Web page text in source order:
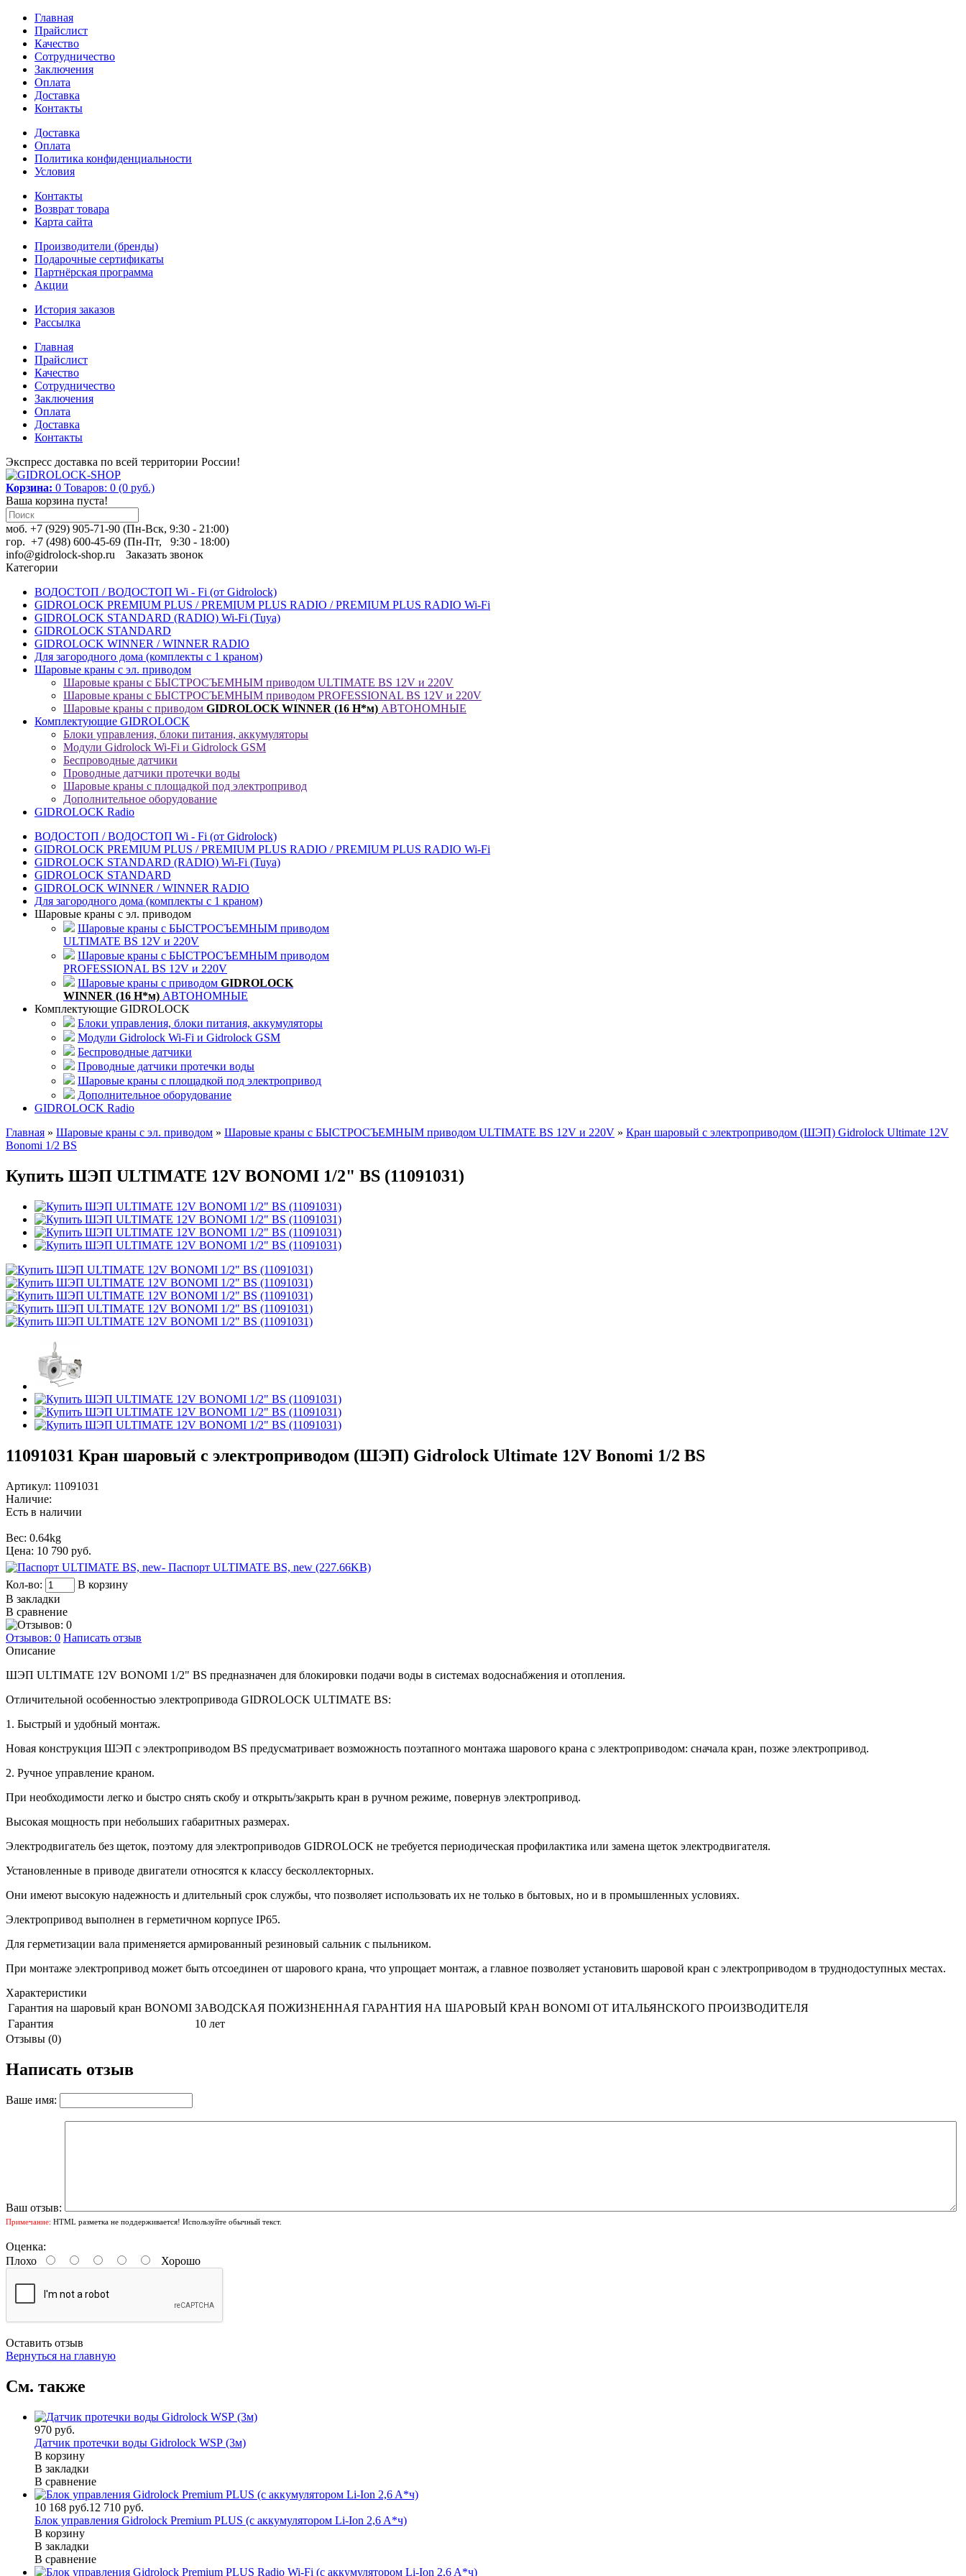
Главная
Прайслист
Качество
Сотрудничество
Заключения
Оплата
Доставка
Контакты
Доставка
Оплата
Политика конфиденциальности
Условия
Контакты
Возврат товара
Карта сайта
Производители (бренды)
Подарочные сертификаты
Партнёрская программа
Акции
История заказов
Рассылка
Главная
Прайслист
Качество
Сотрудничество
Заключения
Оплата
Доставка
Контакты
Экспресс доставка по всей территории России!
Корзина: 0 Товаров: 0 (0 руб.)
Ваша корзина пуста!
моб. +7 (929) 905-71-90 (Пн-Вск, 9:30 - 21:00)
гор. +7 (498) 600-45-69 (Пн-Пт, 9:30 - 18:00)
info@gidrolock-shop.ru
Заказать звонок
Категории
ВОДОСТОП / ВОДОСТОП Wi - Fi (от Gidrolock)
GIDROLOCK PREMIUM PLUS / PREMIUM PLUS RADIO / PREMIUM PLUS RADIO Wi-Fi
GIDROLOCK STANDARD (RADIO) Wi-Fi (Tuya)
GIDROLOCK STANDARD
GIDROLOCK WINNER / WINNER RADIO
Для загородного дома (комплекты с 1 краном)
Шаровые краны с эл. приводом
Шаровые краны с БЫСТРОСЪЕМНЫМ приводом ULTIMATE BS 12V и 220V
Шаровые краны с БЫСТРОСЪЕМНЫМ приводом PROFESSIONAL BS 12V и 220V
Шаровые краны с приводом GIDROLOCK WINNER (16 Н*м) АВТОНОМНЫЕ
Комплектующие GIDROLOCK
Блоки управления, блоки питания, аккумуляторы
Модули Gidrolock Wi-Fi и Gidrolock GSM
Беспроводные датчики
Проводные датчики протечки воды
Шаровые краны с площадкой под электропривод
Дополнительное оборудование
GIDROLOCK Radio
ВОДОСТОП / ВОДОСТОП Wi - Fi (от Gidrolock)
GIDROLOCK PREMIUM PLUS / PREMIUM PLUS RADIO / PREMIUM PLUS RADIO Wi-Fi
GIDROLOCK STANDARD (RADIO) Wi-Fi (Tuya)
GIDROLOCK STANDARD
GIDROLOCK WINNER / WINNER RADIO
Для загородного дома (комплекты с 1 краном)
Шаровые краны с эл. приводом
Шаровые краны с БЫСТРОСЪЕМНЫМ приводом
ULTIMATE BS 12V и 220V
Шаровые краны с БЫСТРОСЪЕМНЫМ приводом
PROFESSIONAL BS 12V и 220V
Шаровые краны с приводом GIDROLOCK
WINNER (16 Н*м) АВТОНОМНЫЕ
Комплектующие GIDROLOCK
Блоки управления, блоки питания, аккумуляторы
Модули Gidrolock Wi-Fi и Gidrolock GSM
Беспроводные датчики
Проводные датчики протечки воды
Шаровые краны с площадкой под электропривод
Дополнительное оборудование
GIDROLOCK Radio
Главная » Шаровые краны с эл. приводом » Шаровые краны с БЫСТРОСЪЕМНЫМ приводом ULTIMATE BS 12V и 220V » Кран шаровый с электроприводом (ШЭП) Gidrolock Ultimate 12V
Bonomi 1/2 BS
Купить ШЭП ULTIMATE 12V BONOMI 1/2" BS (11091031)
11091031 Кран шаровый с электроприводом (ШЭП) Gidrolock Ultimate 12V Bonomi 1/2 BS
Артикул: 11091031
Наличие:
Есть в наличии
Вес: 0.64kg
Цена: 10 790 руб.
- Паспорт ULTIMATE BS, new (227.66KB)
Кол-во:
В корзину
В закладки
В сравнение
Отзывов: 0 Написать отзыв
Описание
ШЭП ULTIMATE 12V BONOMI 1/2" BS предназначен для блокировки подачи воды в системах водоснабжения и отопления.
Отличительной особенностью электропривода GIDROLOCK ULTIMATE BS:
1. Быстрый и удобный монтаж.
Новая конструкция ШЭП с электроприводом BS предусматривает возможность поэтапного монтажа шарового крана с электроприводом: сначала кран, позже электропривод.
2. Ручное управление краном.
При необходимости легко и быстро снять скобу и открыть/закрыть кран в ручном режиме, повернув электропривод.
Высокая мощность при небольших габаритных размерах.
Электродвигатель без щеток, поэтому для электроприводов GIDROLOCK не требуется периодическая профилактика или замена щеток электродвигателя.
Установленные в приводе двигатели относятся к классу бесколлекторных.
Они имеют высокую надежность и длительный срок службы, что позволяет использовать их не только в бытовых, но и в промышленных условиях.
Электропривод выполнен в герметичном корпусе IP65.
Для герметизации вала применяется армированный резиновый сальник с пыльником.
При монтаже электропривод может быть отсоединен от шарового крана, что упрощает монтаж, а главное позволяет установить шаровой кран с электроприводом в труднодоступных местах.
Характеристики
Гарантия на шаровый кран BONOMI ЗАВОДСКАЯ ПОЖИЗНЕННАЯ ГАРАНТИЯ НА ШАРОВЫЙ КРАН BONOMI ОТ ИТАЛЬЯНСКОГО ПРОИЗВОДИТЕЛЯ
Гарантия
10 лет
Отзывы (0)
Написать отзыв
Ваше имя:
Ваш отзыв:
Примечание: HTML разметка не поддерживается! Используйте обычный текст.
Оценка:
Плохо
Хорошо
Оставить отзыв
Вернуться на главную
См. также
970 руб.
Датчик протечки воды Gidrolock WSР (3м)
В корзину
В закладки
В сравнение
10 168 руб.12 710 руб.
Блок управления Gidrolock Premium PLUS (с аккумулятором Li-Ion 2,6 A*ч)
В корзину
В закладки
В сравнение